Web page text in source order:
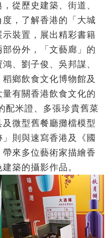
從歷史建築、街道、
，了解香港的「大城
裝置，展出精彩書籍
份外，「文藝廊」的
、劉子俊、吳邦謀、
鄉飲食文化博物館及
有關香港飲食文化的
配米證、多張珍貴舊菜
微型舊餐廳攤檔模型
則與速寫香港及《國
來多位藝術家描繪香
築的攝影作品。